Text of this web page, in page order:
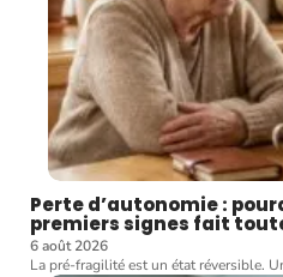
Perte d’autonomie :
premiers signes fait
6 août 2026
La pré-fragilité est un état réversible.